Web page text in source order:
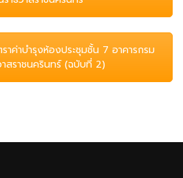
าค่าบำรุงห้องประชุมชั้น 7 อาคารกรม
สราชนครินทร์ (ฉบับที่ 2)